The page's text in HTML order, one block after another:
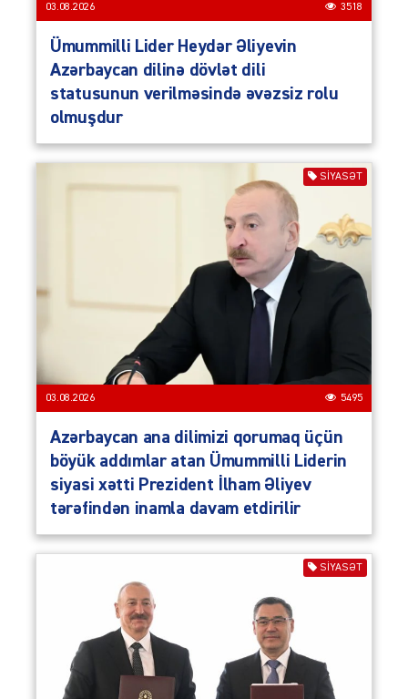
03.08.2026 3518
Ümummilli Lider Heydər Əliyevin
Azərbaycan dilinə dövlət dili
statusunun verilməsində əvəzsiz rolu
olmuşdur
SIYASƏT
03.08.2026 5495
Azərbaycan ana dilimizi qorumaq üçün
böyük addımlar atan Ümummilli Liderin
siyasi xətti Prezident İlham Əliyev
tərəfindən inamla davam etdirilir
SIYASƏT